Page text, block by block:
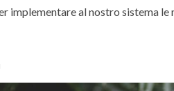
implementare al nostro sistema